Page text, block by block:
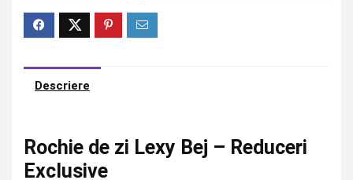
Descriere
Rochie de zi Lexy Bej – Reduceri
Exclusive